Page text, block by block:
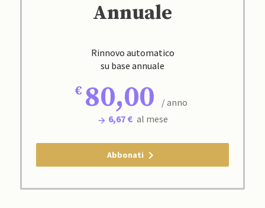
Annuale
Rinnovo automatico
su base annuale
80,00
/ anno
6,67 € al mese
Abbonati